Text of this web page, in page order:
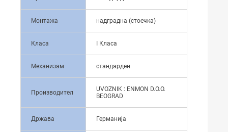
Монтажа надградна (стоечка)
Класа I Класа
Механизам стандарден
Производител
UVOZNIK : ENMON D.O.O.
BEOGRAD
Држава Германија